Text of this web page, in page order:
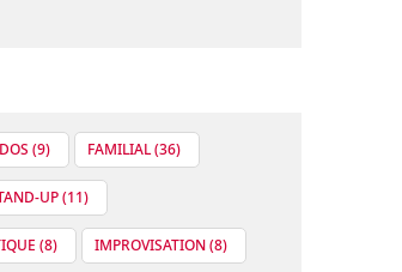
(9) FAMILIAL (36)
UP (11)
(8) IMPROVISATION (8)